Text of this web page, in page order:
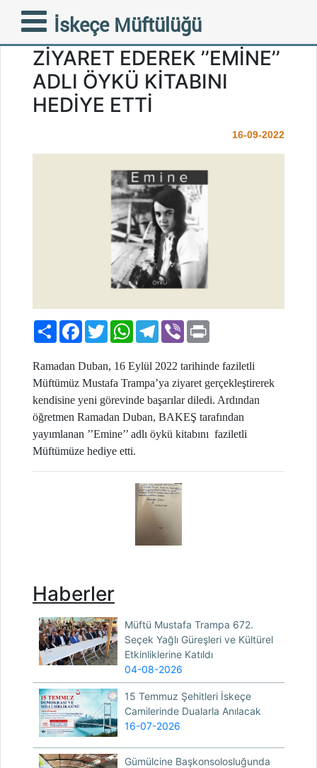
İskeçe Müftülüğü
RAMADAN DUBAN
FAZİLETLİ MÜFTÜMÜZÜ
ZİYARET EDEREK ’’EMİNE’’
ADLI ÖYKÜ KİTABINI
HEDİYE ETTİ
16-09-2022
PaylaşFacebook
TwitterWhatsAppTelegram
Viber
Ramadan Duban, 16 Eylül 2022 tarihinde faziletli
Müftümüz Mustafa Trampa’ya ziyaret gerçekleştirerek
kendisine yeni görevinde başarılar diledi. Ardından
öğretmen Ramadan Duban, BAKEŞ tarafından
yayımlanan ’’Emine’’ adlı öykü kitabını faziletli
Müftümüze hediye etti.
Haberler
Müftü Mustafa Trampa 672.
Seçek Yağlı Güreşleri ve Kültürel
Etkinliklerine Katıldı
04-08-2026
15 Temmuz Şehitleri İskeçe
Camilerinde Dualarla Anılacak
16-07-2026
Gümülcine Başkonsolosluğunda